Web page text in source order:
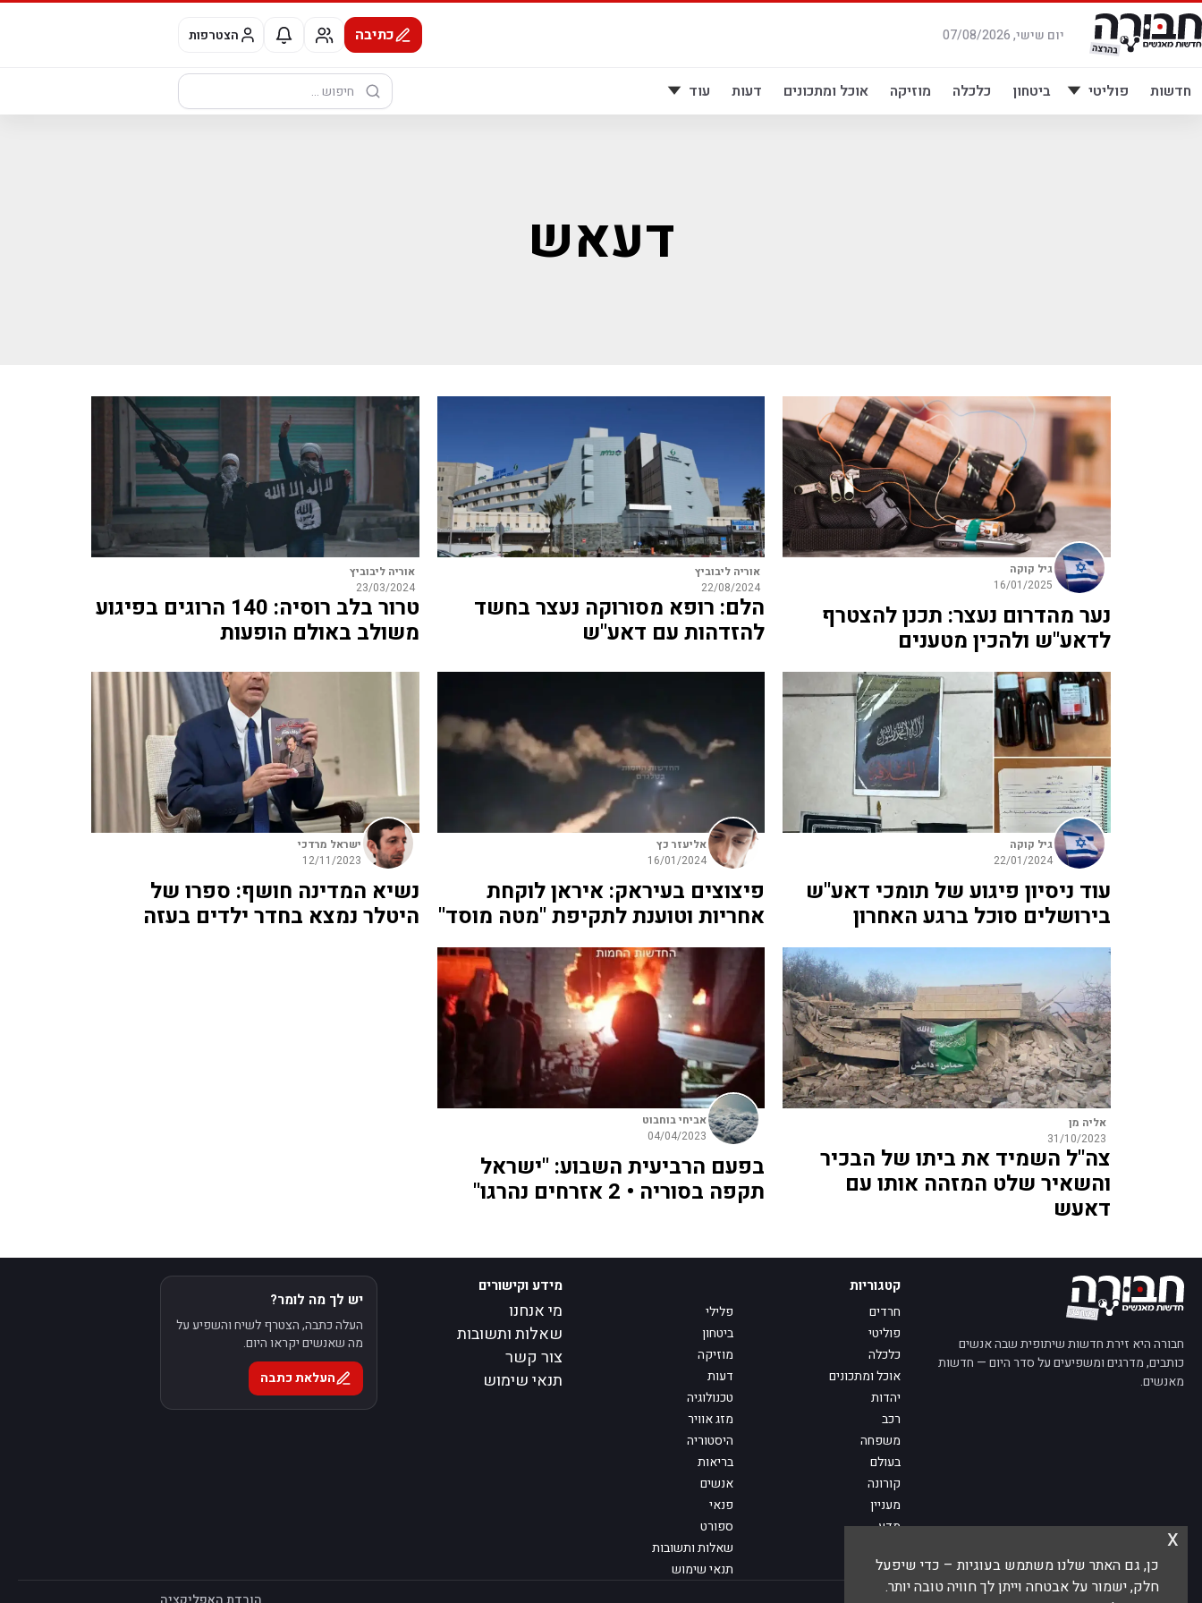
דלג
לתוכן
יום שישי, 07/08/2026 כתיבה הצטרפות
חדשות פוליטי ביטחון כלכלה מוזיקה אוכל ומתכונים דעות עוד
חיפוש:
דעאש
גיל קוקה
16/01/2025
נער מהדרום נעצר: תכנן להצטרף
לדאע"ש ולהכין מטענים
אוריה ליבוביץ
22/08/2024
הלם: רופא מסורוקה נעצר בחשד
להזדהות עם דאע"ש
אוריה ליבוביץ
23/03/2024
טרור בלב רוסיה: 140 הרוגים בפיגוע
משולב באולם הופעות
גיל קוקה
22/01/2024
עוד ניסיון פיגוע של תומכי דאע"ש
בירושלים סוכל ברגע האחרון
אליעזר כץ
16/01/2024
פיצוצים בעיראק: איראן לוקחת
אחריות וטוענת לתקיפת "מטה מוסד"
ישראל מרדכי
12/11/2023
נשיא המדינה חושף: ספרו של
היטלר נמצא בחדר ילדים בעזה
אליה מן
31/10/2023
צה"ל השמיד את ביתו של הבכיר
והשאיר שלט המזהה אותו עם
דאעש
אביחי בוחבוט
04/04/2023
בפעם הרביעית השבוע: "ישראל
תקפה בסוריה • 2 אזרחים נהרגו"
כן, גם האתר שלנו משתמש בעוגיות – כדי שיפעל
חלק, ישמור על אבטחה וייתן לך חוויה טובה יותר.
x
חבורה היא זירת חדשות שיתופית שבה אנשים
כותבים, מדרגים ומשפיעים על סדר היום — חדשות
מאנשים.
קטגוריות
חרדים
פלילי
פוליטי
ביטחון
כלכלה
מוזיקה
אוכל ומתכונים
דעות
יהדות
טכנולוגיה
רכב
מזג אוויר
משפחה
היסטוריה
בעולם
בריאות
קורונה
אנשים
מעניין
פנאי
מדע
ספורט
שאלות ותשובות
פנו אלינו
תנאי שימוש
מידע וקישורים
מי אנחנו
שאלות ותשובות
צור קשר
תנאי שימוש
יש לך מה לומר?
העלה כתבה, הצטרף לשיח והשפיע על
מה שאנשים יקראו היום.
העלאת כתבה